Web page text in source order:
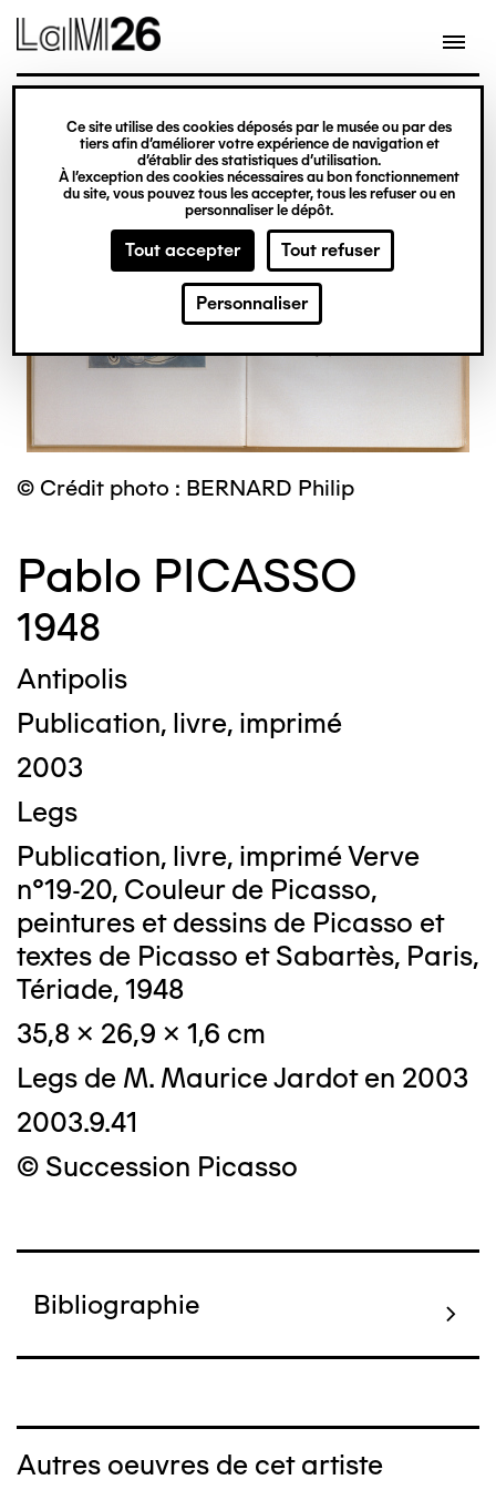
Gestion des cookies
Ce site utilise des cookies déposés par le musée ou par des
tiers afin d’améliorer votre expérience de navigation et
d’établir des statistiques d’utilisation.
À l’exception des cookies nécessaires au bon fonctionnement
du site, vous pouvez tous les accepter, tous les refuser ou en
personnaliser le dépôt.
Tout accepter Tout refuser
Personnaliser
contenu
© Crédit photo : BERNARD Philip
Pablo PICASSO
1948
Antipolis
Publication, livre, imprimé
2003
Legs
Publication, livre, imprimé Verve
n°19-20, Couleur de Picasso,
peintures et dessins de Picasso et
textes de Picasso et Sabartès, Paris,
Tériade, 1948
35,8 x 26,9 x 1,6 cm
Legs de M. Maurice Jardot en 2003
2003.9.41
© Succession Picasso
Bibliographie
Autres oeuvres de cet artiste